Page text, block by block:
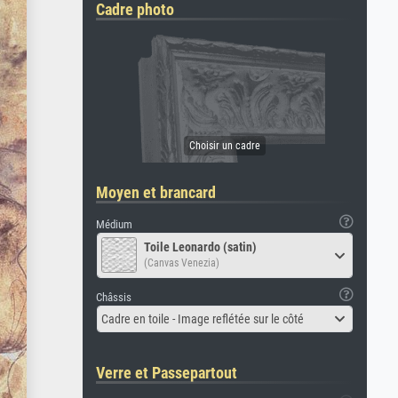
Cadre photo
Moyen et brancard
Médium
Toile Leonardo (satin)
(Canvas Venezia)
Châssis
Cadre en toile - Image reflétée sur le côté
Verre et Passepartout